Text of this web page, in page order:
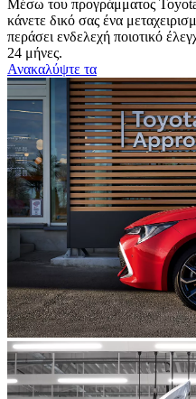
Μέσω του προγράμματος
κάνετε δικό σας ένα
περάσει ενδελεχή ποιοτικό
24 μήνες.
Ανακαλύψτε τα